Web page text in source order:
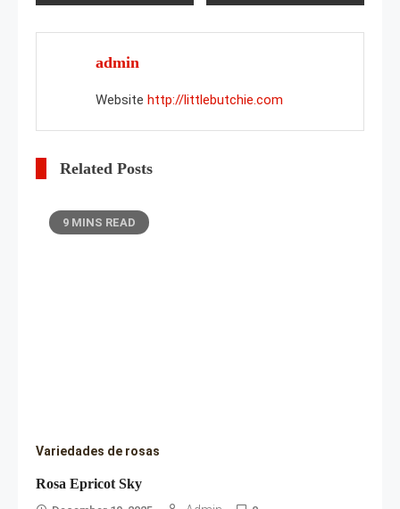
navigation
admin
Website http://littlebutchie.com
Related Posts
9 MINS READ
Variedades de rosas
Rosa Epricot Sky